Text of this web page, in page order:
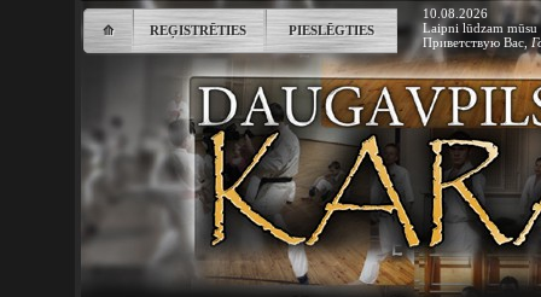
⟰ REĢISTRĒTIES PIESLĒGTIES
10.08.2026
Laipni lūdzam mūsu
Приветствую Вас ,